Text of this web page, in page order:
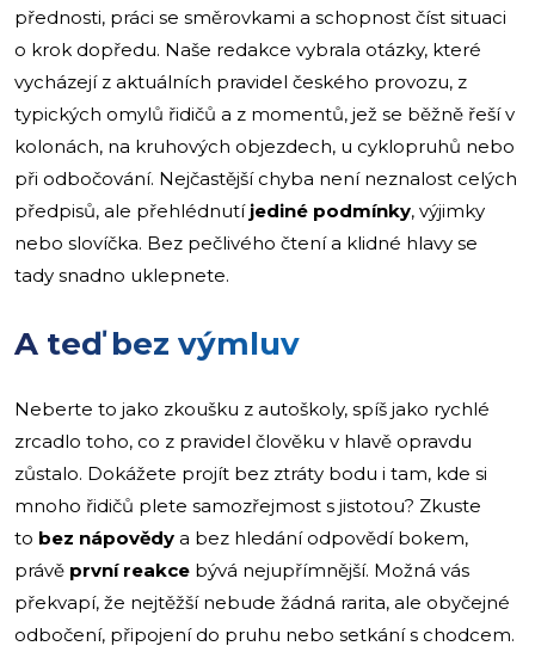
přednosti, práci se směrovkami a schopnost číst situaci
o krok dopředu. Naše redakce vybrala otázky, které
vycházejí z aktuálních pravidel českého provozu, z
typických omylů řidičů a z momentů, jež se běžně řeší v
kolonách, na kruhových objezdech, u cyklopruhů nebo
při odbočování. Nejčastější chyba není neznalost celých
předpisů, ale přehlédnutí jediné podmínky, výjimky
nebo slovíčka. Bez pečlivého čtení a klidné hlavy se
tady snadno uklepnete.
A teď bez výmluv
Neberte to jako zkoušku z autoškoly, spíš jako rychlé
zrcadlo toho, co z pravidel člověku v hlavě opravdu
zůstalo. Dokážete projít bez ztráty bodu i tam, kde si
mnoho řidičů plete samozřejmost s jistotou? Zkuste
to bez nápovědy a bez hledání odpovědí bokem,
právě první reakce bývá nejupřímnější. Možná vás
překvapí, že nejtěžší nebude žádná rarita, ale obyčejné
odbočení, připojení do pruhu nebo setkání s chodcem.